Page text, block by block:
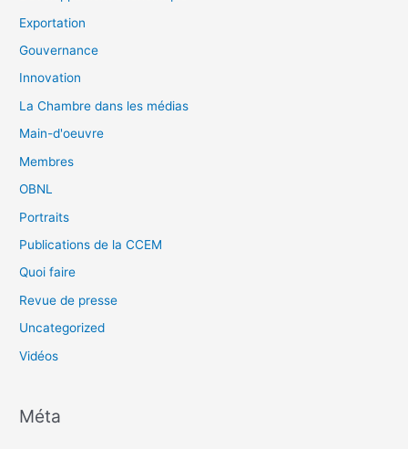
Exportation
Gouvernance
Innovation
La Chambre dans les médias
Main-d'oeuvre
Membres
OBNL
Portraits
Publications de la CCEM
Quoi faire
Revue de presse
Uncategorized
Vidéos
Méta